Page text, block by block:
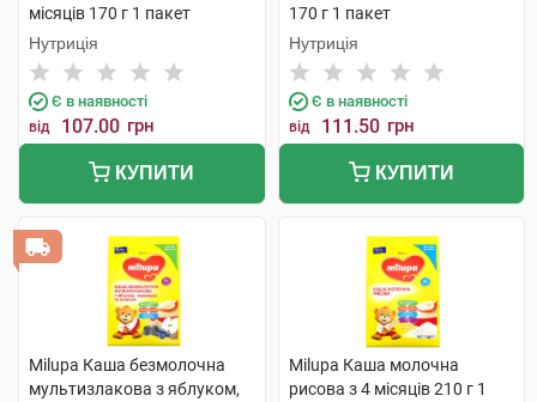
місяців 170 г 1 пакет
Нутриція
Є в наявності
від 107.00 грн
КУПИТИ
170 г 1 пакет
Нутриція
Є в наявності
від 111.50 грн
КУПИТИ
Milupa Каша безмолочна
мультизлакова з яблуком,
Milupa Каша молочна
рисова з 4 місяців 210 г 1